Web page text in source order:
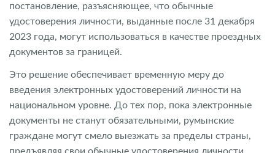
постановление, разъясняющее, что обычные
удостоверения личности, выданные после 31 декабря
2023 года, могут использоваться в качестве проездных
документов за границей.
Это решение обеспечивает временную меру до
введения электронных удостоверений личности на
национальном уровне. До тех пор, пока электронные
документы не станут обязательными, румынские
граждане могут смело выезжать за пределы страны,